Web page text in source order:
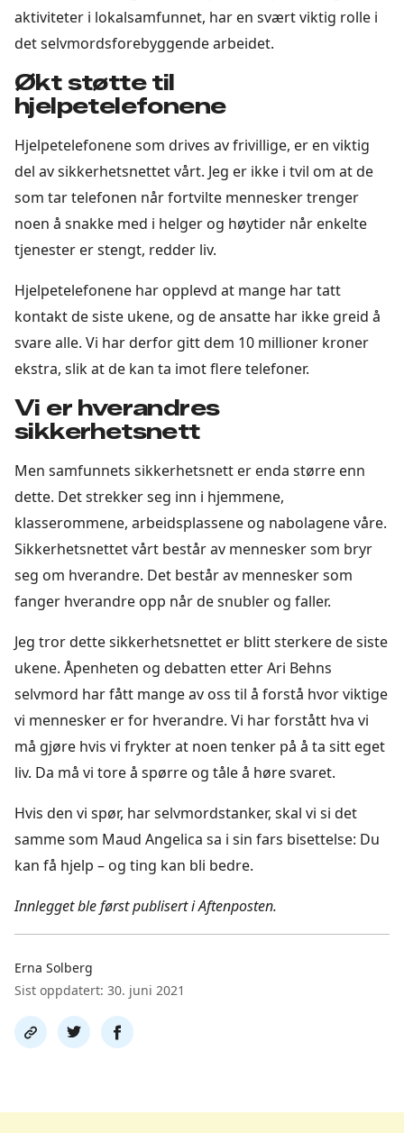
aktiviteter i lokalsamfunnet, har en svært viktig rolle i
det selvmordsforebyggende arbeidet.
Økt støtte til
hjelpetelefonene
Hjelpetelefonene som drives av frivillige, er en viktig
del av sikkerhetsnettet vårt. Jeg er ikke i tvil om at de
som tar telefonen når fortvilte mennesker trenger
noen å snakke med i helger og høytider når enkelte
tjenester er stengt, redder liv.
Hjelpetelefonene har opplevd at mange har tatt
kontakt de siste ukene, og de ansatte har ikke greid å
svare alle. Vi har derfor gitt dem 10 millioner kroner
ekstra, slik at de kan ta imot flere telefoner.
Vi er hverandres
sikkerhetsnett
Men samfunnets sikkerhetsnett er enda større enn
dette. Det strekker seg inn i hjemmene,
klasserommene, arbeidsplassene og nabolagene våre.
Sikkerhetsnettet vårt består av mennesker som bryr
seg om hverandre. Det består av mennesker som
fanger hverandre opp når de snubler og faller.
Jeg tror dette sikkerhetsnettet er blitt sterkere de siste
ukene. Åpenheten og debatten etter Ari Behns
selvmord har fått mange av oss til å forstå hvor viktige
vi mennesker er for hverandre. Vi har forstått hva vi
må gjøre hvis vi frykter at noen tenker på å ta sitt eget
liv. Da må vi tore å spørre og tåle å høre svaret.
Hvis den vi spør, har selvmordstanker, skal vi si det
samme som Maud Angelica sa i sin fars bisettelse: Du
kan få hjelp – og ting kan bli bedre.
Innlegget ble først publisert i Aftenposten.
Erna Solberg
Sist oppdatert: 30. juni 2021
Del
link
Del
på
Del
på